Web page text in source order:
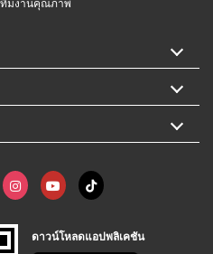
ดาวน์โหลดแอปพลิเคชัน